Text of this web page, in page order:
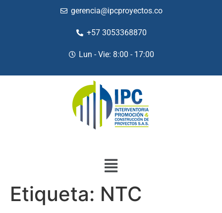
gerencia@ipcproyectos.co
+57 3053368870
Lun - Vie: 8:00 - 17:00
Etiqueta: NTC